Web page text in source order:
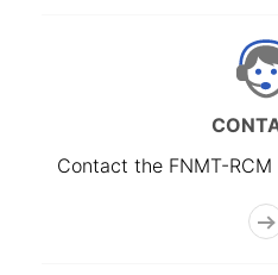
Contact the FNMT-